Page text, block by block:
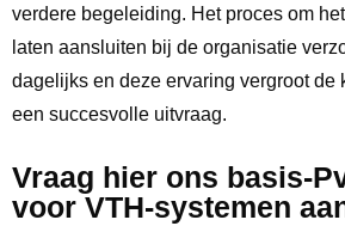
verdere begeleiding. Het proces om
laten aansluiten bij de organisatie
dagelijks en deze ervaring vergroot de
een succesvolle uitvraag.
Vraag hier ons basis-
voor VTH-systemen